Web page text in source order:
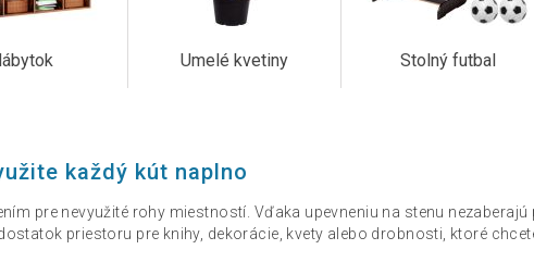
Umelé kvetiny Stolný futbal
každý kút naplno
pre nevyužité rohy miestností. Vďaka upevneniu na stenu
priestoru pre knihy, dekorácie, kvety alebo drobnosti, ktoré